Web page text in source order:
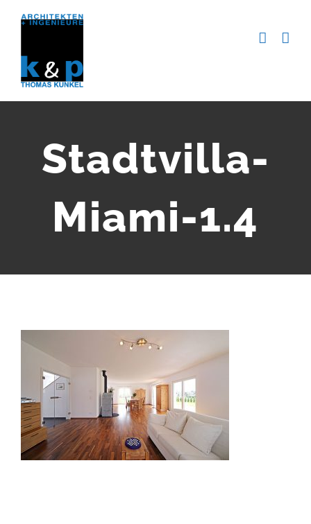
springen
Stadtvilla-
Miami-1.4